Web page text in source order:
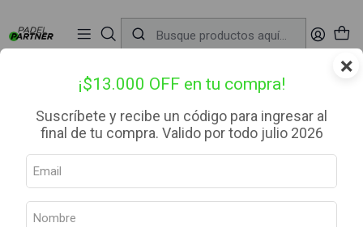
×
¡$13.000 OFF en tu compra!
Suscríbete y recibe un código para ingresar al
final de tu compra. Valido por todo julio 2026
📦 Envío Gratis desde $99.990 — Entrega en RM el mismo día🔥Compra
antes de las 12:00 hrs (día hábil) y recibe hoy mismo.